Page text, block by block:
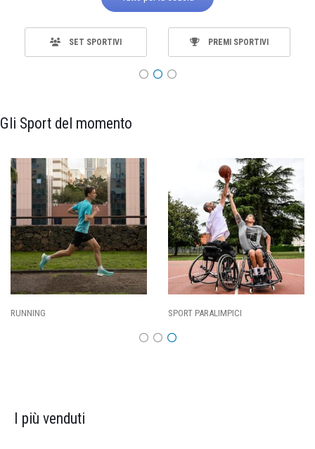
SET SPORTIVI PREMI SPORTIVI
Gli Sport del momento
SPORT PARALIMPICI CALCIO
I più venduti